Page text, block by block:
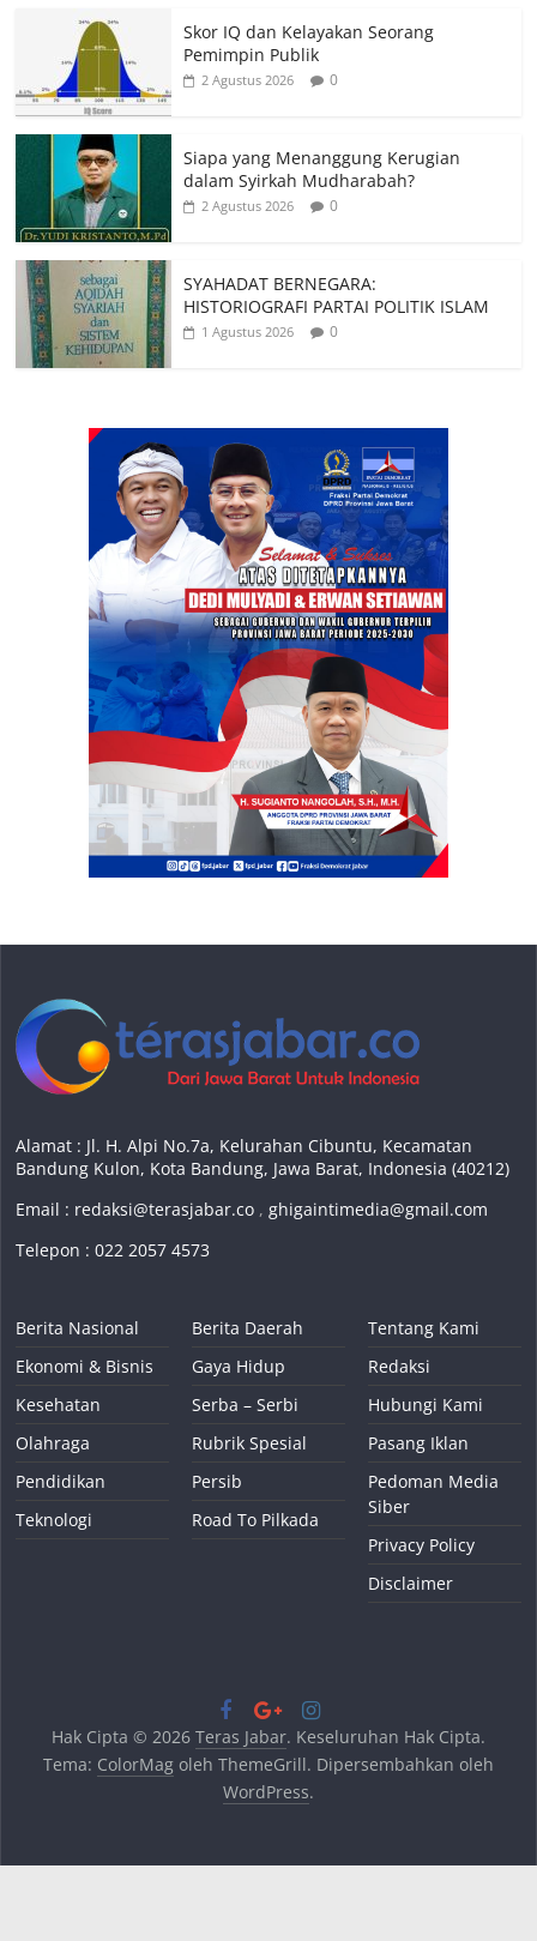
Skor IQ dan Kelayakan Seorang
Pemimpin Publik
2 Agustus 2026 0
Siapa yang Menanggung Kerugian
dalam Syirkah Mudharabah?
2 Agustus 2026 0
SYAHADAT BERNEGARA:
HISTORIOGRAFI PARTAI POLITIK ISLAM
1 Agustus 2026 0
Alamat : Jl. H. Alpi No.7a, Kelurahan Cibuntu, Kecamatan
Bandung Kulon, Kota Bandung, Jawa Barat, Indonesia (40212)
Email : redaksi@terasjabar.co ,ghigaintimedia@gmail.com
Telepon : 022 2057 4573
Berita Nasional
Ekonomi & Bisnis
Kesehatan
Olahraga
Pendidikan
Teknologi
Berita Daerah
Gaya Hidup
Serba – Serbi
Rubrik Spesial
Persib
Road To Pilkada
Tentang Kami
Redaksi
Hubungi Kami
Pasang Iklan
Pedoman Media
Siber
Privacy Policy
Disclaimer
Hak Cipta © 2026 Teras Jabar. Keseluruhan Hak Cipta.
Tema: ColorMagoleh ThemeGrill. Dipersembahkan oleh
WordPress.